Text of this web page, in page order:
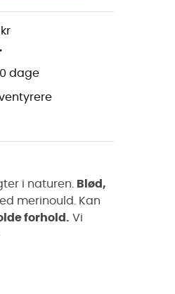
dage
i naturen. Blød,
merinould. Kan
forhold. Vi